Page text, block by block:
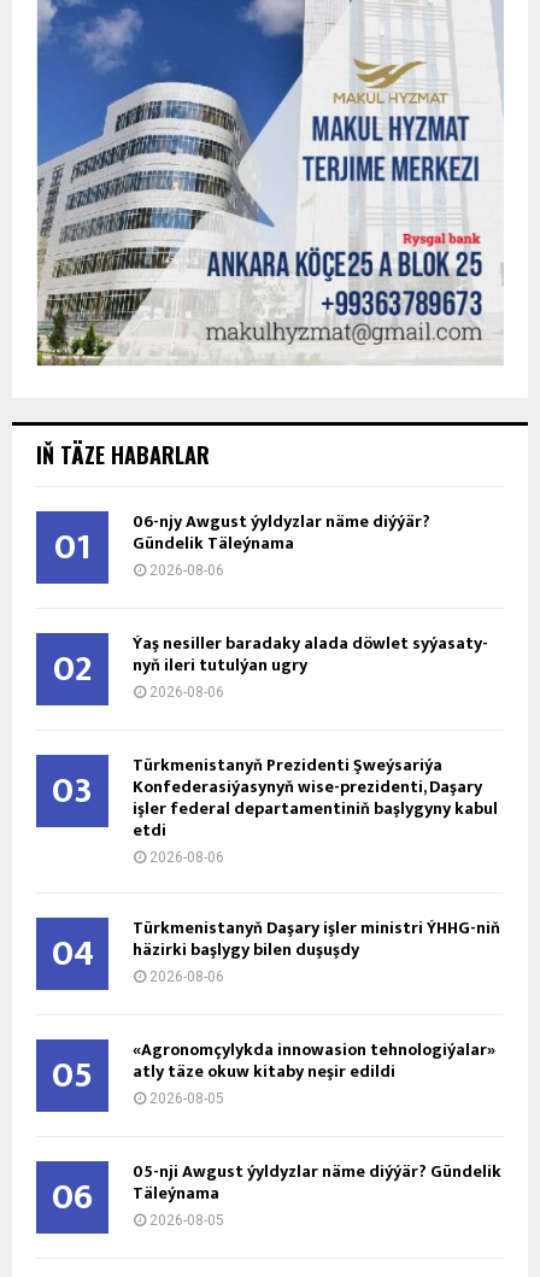
IŇ TÄZE HABARLAR
01 06-njy Awgust ýyldyzlar näme diýýär?
Gündelik Täleýnama
2026-08-06
02 Ýaş ne­sil­ler ba­ra­da­ky ala­da döw­let sy­ýa­sa­ty­
nyň ile­ri tu­tul­ýan ug­ry
2026-08-06
03 Türkmenistanyň Prezidenti Şweýsariýa
Konfederasiýasynyň wise-prezidenti, Daşary
işler federal departamentiniň başlygyny kabul
etdi
2026-08-06
04 Türkmenistanyň Daşary işler ministri ÝHHG-niň
häzirki başlygy bilen duşuşdy
2026-08-06
05 «Agronomçylykda innowasion tehnologiýalar»
atly täze okuw kitaby neşir edildi
2026-08-05
06 05-nji Awgust ýyldyzlar näme diýýär? Gündelik
Täleýnama
2026-08-05